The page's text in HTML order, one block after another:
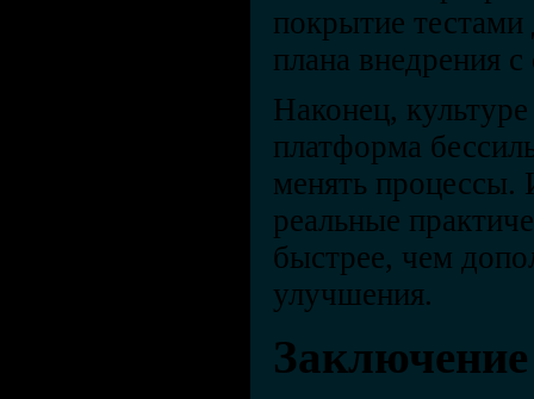
покрытие
плана внедрения
Наконец,
платформа
менять процессы.
реальные
быстрее, чем
улучшения.
Заключение